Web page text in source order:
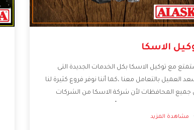
الاسكا
مع توكيل الاسكا بكل الخدمات الجديدة التى
العميل بالتعامل معنا ،كما أننا نوفر فروع كثيرة لنا
جميع المحافظات لأن شركة الاسكا من الشركات
التى توفرها لكم كما أنها تهتم بالخدمات التى
مشاهدة المزيد